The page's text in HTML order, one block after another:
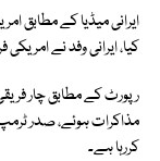
ایرانی میڈیا کے مطابق
کیا، ایرانی وفد نے
رپورٹ کے مطابق چار
مذاکرات ہوئے، صدر
کررہا ہے۔